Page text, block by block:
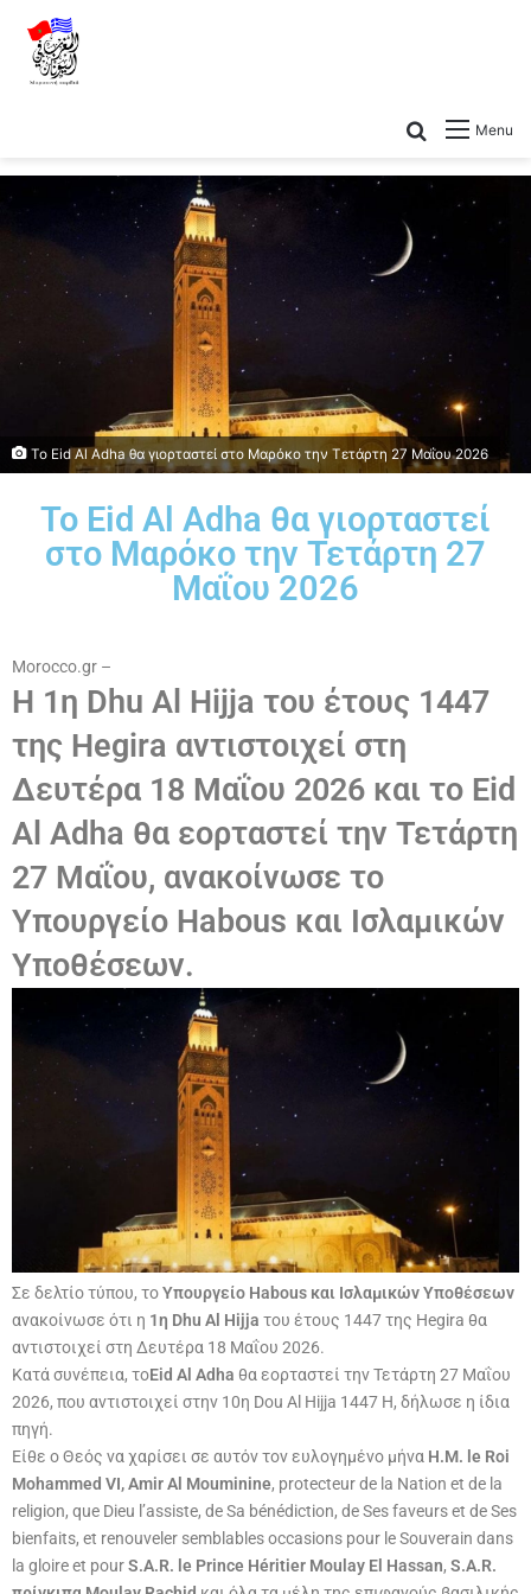
Menu
Το Eid Al Adha θα γιορταστεί στο Μαρόκο την Τετάρτη 27 Μαΐου 2026
Το Eid Al Adha θα γιορταστεί
στο Μαρόκο την Τετάρτη 27
Μαΐου 2026
Morocco.gr –
Η 1η Dhu Al Hijja του έτους 1447
της Hegira αντιστοιχεί στη
Δευτέρα 18 Μαΐου 2026 και το Eid
Al Adha θα εορταστεί την Τετάρτη
27 Μαΐου, ανακοίνωσε το
Υπουργείο Habous και Ισλαμικών
Υποθέσεων.
Σε δελτίο τύπου, τοΥπουργείο Habous και Ισλαμικών Υποθέσεων
ανακοίνωσε ότι η 1η Dhu Al Hijja του έτους 1447 της Hegira θα
αντιστοιχεί στη Δευτέρα 18 Μαΐου 2026.
Κατά συνέπεια, τοEid Al Adha θα εορταστεί την Τετάρτη 27 Μαΐου
2026, που αντιστοιχεί στην 10η Dou Al Hijja 1447 H, δήλωσε η ίδια
πηγή.
Είθε ο Θεός να χαρίσει σε αυτόν τον ευλογημένο μήνα H.M. le Roi
Mohammed VI, Amir Al Mouminine, protecteur de la Nation et de la
religion, que Dieu l’assiste, de Sa bénédiction, de Ses faveurs et de Ses
bienfaits, et renouveler semblables occasions pour le Souverain dans
la gloire et pourS.A.R. le Prince Héritier Moulay El Hassan, S.A.R.